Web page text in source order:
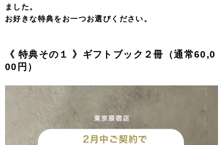
ました。
お好きな特典をお一つお選びください。
《 特典その１ 》ギフトブック２冊（通常60,0
00円）